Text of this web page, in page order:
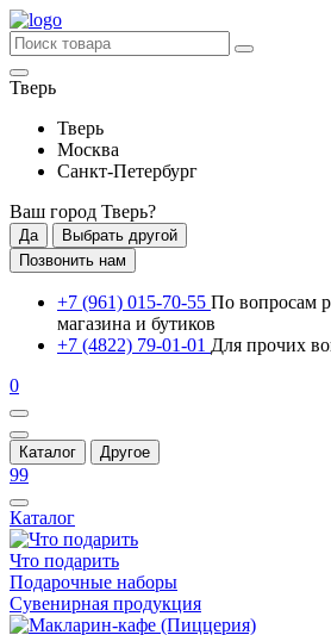
Тверь
Тверь
Москва
Санкт-Петербург
Ваш город Тверь?
Да
Выбрать другой
Позвонить нам
+7 (961) 015-70-55 По вопросам
магазина и бутиков
+7 (4822) 79-01-01 Для прочих
0
Каталог Другое
99
Каталог
Что подарить
Подарочные наборы
Сувенирная продукция